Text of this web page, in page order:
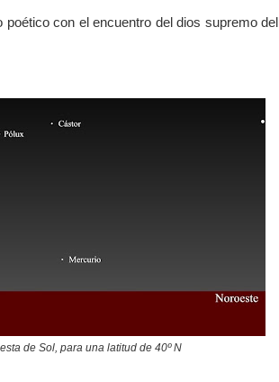
con el encuentro del dios supremo del
de Sol, para una latitud de 40º N